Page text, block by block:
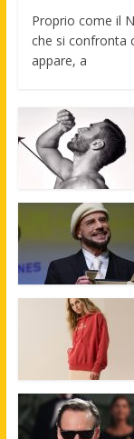
Proprio come il
che si confronta
appare, a